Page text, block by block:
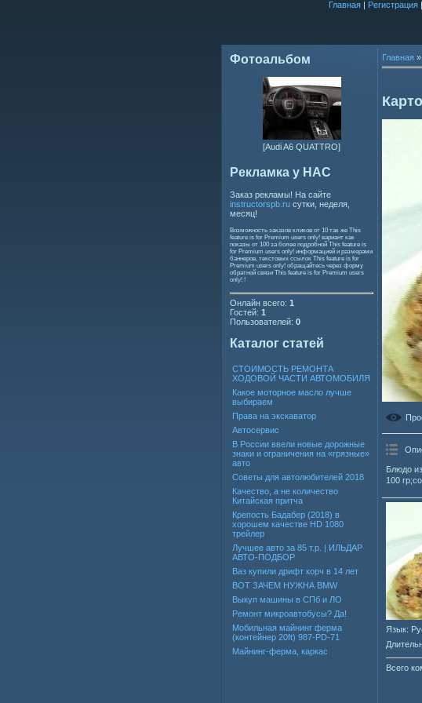
Главная| Регистрация|
Фотоальбом
[Audi A6 QUATTRO]
Рекламка у НАС
Заказ рекламы! На сайте
instructorspb.ru сутки, неделя,
месяц!
Возможность заказов кликов от 10 так же This
feature is for Premium users only! вариант как
показы от 100 за более подробной This feature is
for Premium users only! информацией и размерами
баннеров, текстовых ссылок This feature is for
Premium users only! обращайтесь через форму
обратной связи This feature is for Premium users
only! !
Онлайн всего: 1
Гостей: 1
Пользователей: 0
Каталог статей
СТОИМОСТЬ РЕМОНТА
ХОДОВОЙ ЧАСТИ АВТОМОБИЛЯ
Какое моторное масло лучше
выбираем
Права на экскаватор
Автосервис
В России ввели новые дорожные
знаки и ограничения на «грязные»
авто
Советы для автолюбителей 2018
Качество, а не количество
Китайская притча
Крепость Бадабер (2018) в
хорошем качестве HD 1080
трейлер
Лучшее авто за 85 т.р. | ИЛЬДАР
АВТО-ПОДБОР
Ваз купили дрифт корч в 14 лет
ВОТ ЗАЧЕМ НУЖНА BMW
Выкуп машины в СПб и ЛО
Ремонт микроавтобусы? Да!
Мобильная майнинг ферма
(контейнер 20ft) 987-PD-71
Майнинг-ферма, каркас
Главная »
Блюдо
100
Язык:
Всего